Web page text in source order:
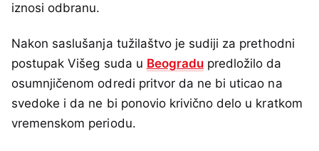
iznosi odbranu.
Nakon saslušanja tužilaštvo je sudiji za prethodni
postupak Višeg suda u Beogradu predložilo da
osumnjičenom odredi pritvor da ne bi uticao na
svedoke i da ne bi ponovio krivično delo u kratkom
vremenskom periodu.